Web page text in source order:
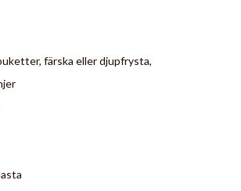
färska eller djupfrysta,